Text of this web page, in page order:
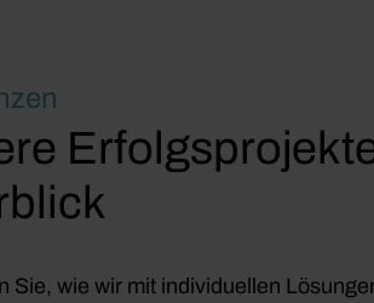
Sie, wie wir mit individuellen